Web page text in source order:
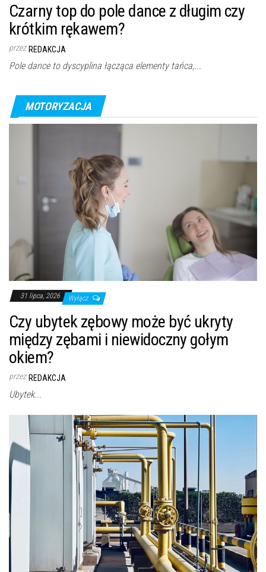
Czarny top do pole dance z długim czy
krótkim rękawem?
przez REDAKCJA
Pole dance to dyscyplina łącząca elementy tańca,...
MOTORYZACJA
31 lipca, 2026 Wyłącz
Czy ubytek zębowy może być ukryty
między zębami i niewidoczny gołym
okiem?
przez REDAKCJA
Ubytek...